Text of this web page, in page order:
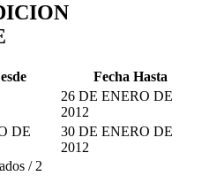
Fecha Hasta
26 DE ENERO DE
2012
DE
30 DE ENERO DE
2012
/ 2